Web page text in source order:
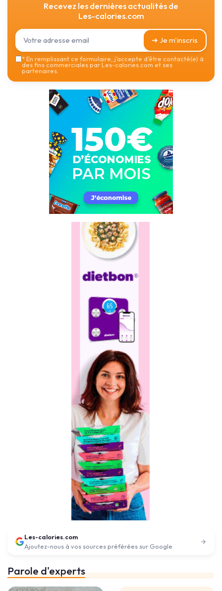
Recevez les dernières actualités de
Les-calories.com
➔ Je m'inscris
*En remplissant ce formulaire, j’accepte d’être contacté(e) à
des fins commerciales par Les-calories.com et ses
partenaires.
Les-calories.com
Ajoutez-nous à vos sources préférées sur Google
Parole d'experts